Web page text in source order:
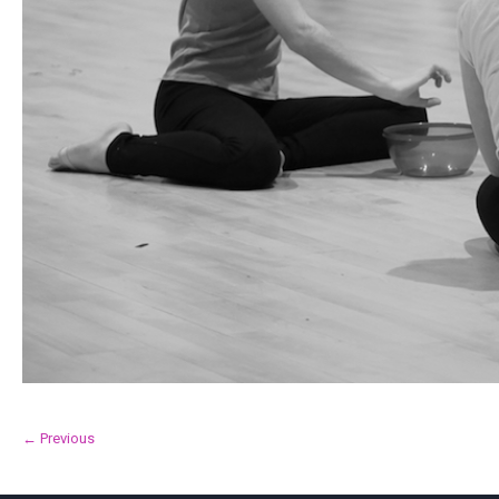
← Previous